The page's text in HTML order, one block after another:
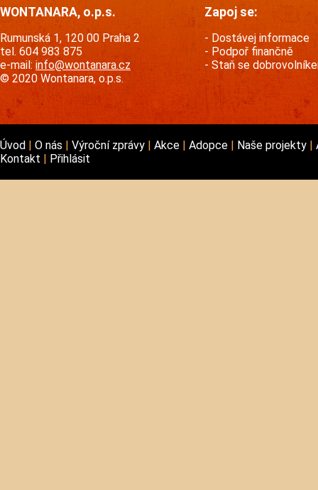
WONTANARA, o.p.s.
Rumunská 1, 120 00 Praha 2
tel. 604 983 875
e-mail: info@wontanara.cz
© 2020 Wontanara, o.p.s.
Zapoj se:
Dostávej informace
Podpoř finančně
Staň se
Úvod O nás Výroční zprávy Akce Adopce Naše projekty
Kontakt
Přihlásit